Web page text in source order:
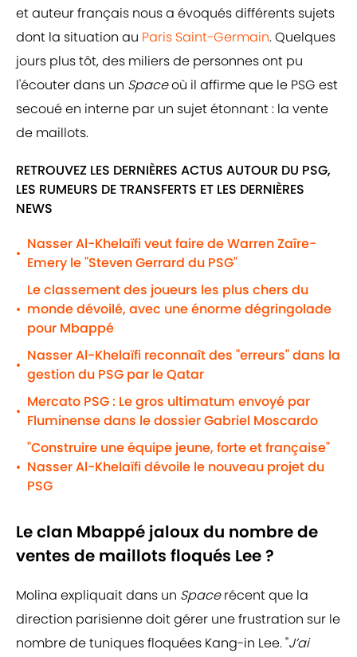
et auteur français nous a évoqués différents sujets
dont la situation au Paris Saint-Germain. Quelques
jours plus tôt, des miliers de personnes ont pu
l'écouter dans un Spaceoù il affirme que le PSG est
secoué en interne par un sujet étonnant : la vente
de maillots.
RETROUVEZ LES DERNIÈRES ACTUS AUTOUR DU PSG,
LES RUMEURS DE TRANSFERTS ET LES DERNIÈRES
NEWS
•
Nasser Al-Khelaïfi veut faire de Warren Zaîre-
Emery le "Steven Gerrard du PSG"
•
Le classement des joueurs les plus chers du
monde dévoilé, avec une énorme dégringolade
pour Mbappé
•
Nasser Al-Khelaïfi reconnaît des "erreurs" dans la
gestion du PSG par le Qatar
•
Mercato PSG : Le gros ultimatum envoyé par
Fluminense dans le dossier Gabriel Moscardo
•
"Construire une équipe jeune, forte et française"
Nasser Al-Khelaïfi dévoile le nouveau projet du
PSG
Le clan Mbappé jaloux du nombre de
ventes de maillots floqués Lee ?
Molina expliquait dans un Spacerécent que la
direction parisienne doit gérer une frustration sur le
nombre de tuniques floquées Kang-in Lee. "J’ai